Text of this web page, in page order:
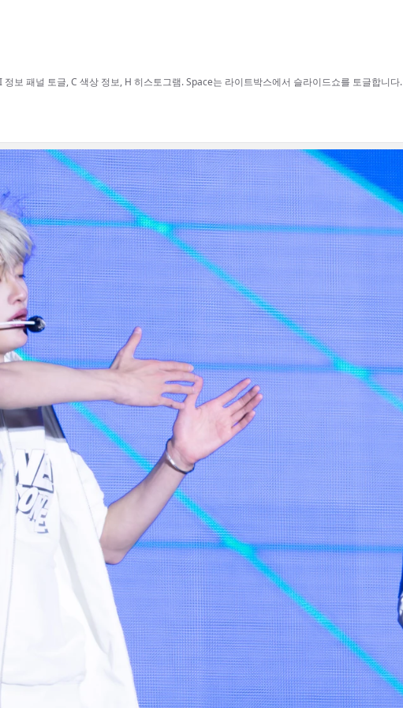
Festival
, 공유, 정보 보기를 사용할 수 있습니다.
보 패널 토글, C 색상 정보, H 히스토그램. Space는 라이트박스에서 슬라이드쇼를 토글합니다.
사진 탐색 가능